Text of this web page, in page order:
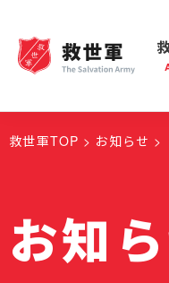
救世軍とは
救世軍TOP お知らせ
お知